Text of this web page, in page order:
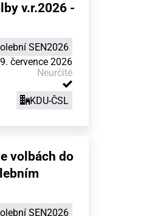
v.r.2026 -
SEN2026
9. července 2026
Neurčité
KDU-ČSL
volbách do
SEN2026